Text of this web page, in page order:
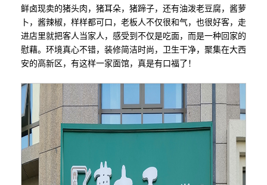
鲜卤现卖的猪头肉，猪耳朵，猪蹄子，还有油泼老豆腐，酱萝
卜，酱辣椒，样样都可口，老板人不仅很和气，也很好客，走
进店里就把客人当家人，感受到不仅是吃面，而是一种回家的
慰藉。环境真心不错，装修简洁时尚，卫生干净，聚集在大西
安的高新区，有这样一家面馆，真是有口福了！